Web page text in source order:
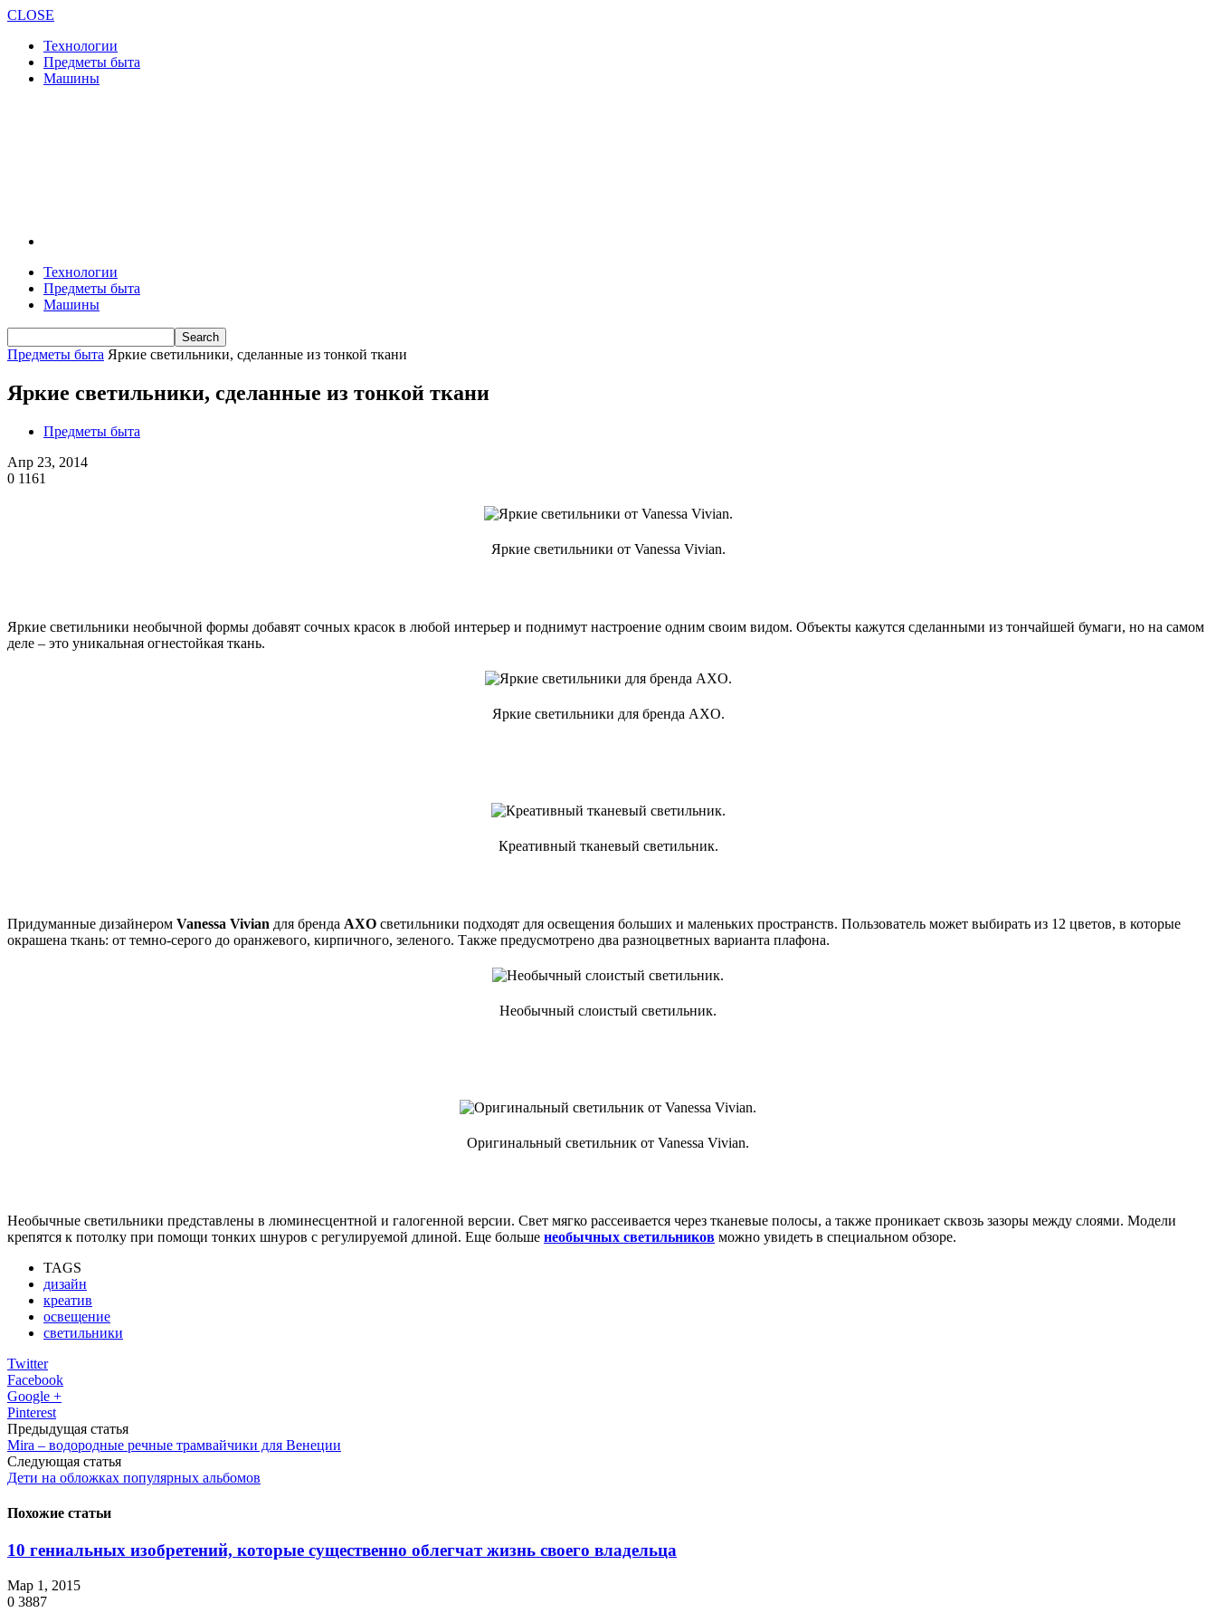
CLOSE
Технологии
Предметы быта
Машины
Технологии
Предметы быта
Машины
Предметы быта Яркие светильники, сделанные из тонкой ткани
Яркие светильники, сделанные из тонкой ткани
Предметы быта
Апр 23, 2014
0 1161
Яркие светильники от Vanessa Vivian.
Яркие светильники необычной формы добавят сочных красок в любой интерьер и поднимут настроение одним своим видом. Объекты кажутся сделанными из тончайшей бумаги, но на самом
деле – это уникальная огнестойкая ткань.
Яркие светильники для бренда AXO.
Креативный тканевый светильник.
Придуманные дизайнером Vanessa Vivian для бренда AXO светильники подходят для освещения больших и маленьких пространств. Пользователь может выбирать из 12 цветов, в которые
окрашена ткань: от темно-серого до оранжевого, кирпичного, зеленого. Также предусмотрено два разноцветных варианта плафона.
Необычный слоистый светильник.
Оригинальный светильник от Vanessa Vivian.
Необычные светильники представлены в люминесцентной и галогенной версии. Свет мягко рассеивается через тканевые полосы, а также проникает сквозь зазоры между слоями. Модели
крепятся к потолку при помощи тонких шнуров с регулируемой длиной. Еще больше необычных светильников можно увидеть в специальном обзоре.
TAGS
дизайн
креатив
освещение
светильники
Twitter
Facebook
Google +
Pinterest
Предыдущая статья
Mira – водородные речные трамвайчики для Венеции
Следующая статья
Дети на обложках популярных альбомов
Похожие статьи
10 гениальных изобретений, которые существенно облегчат жизнь своего владельца
Мар 1, 2015
0 3887